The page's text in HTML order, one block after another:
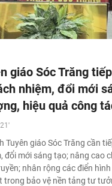
giáo Sóc Trăng
nhiệm, đổi mới
hiệu quả công
Tuyên giáo Sóc Trăng cần
đổi mới sáng tạo; nâng cao
nhân rộng các điển
trong bảo vệ nền tảng tư